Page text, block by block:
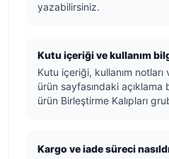
yazabilirsiniz.
Kutu içeriği ve kullanım
Kutu içeriği, kullanım
ürün sayfasındaki açıklama
ürün Birleştirme Kalıpları
Kargo ve iade süreci